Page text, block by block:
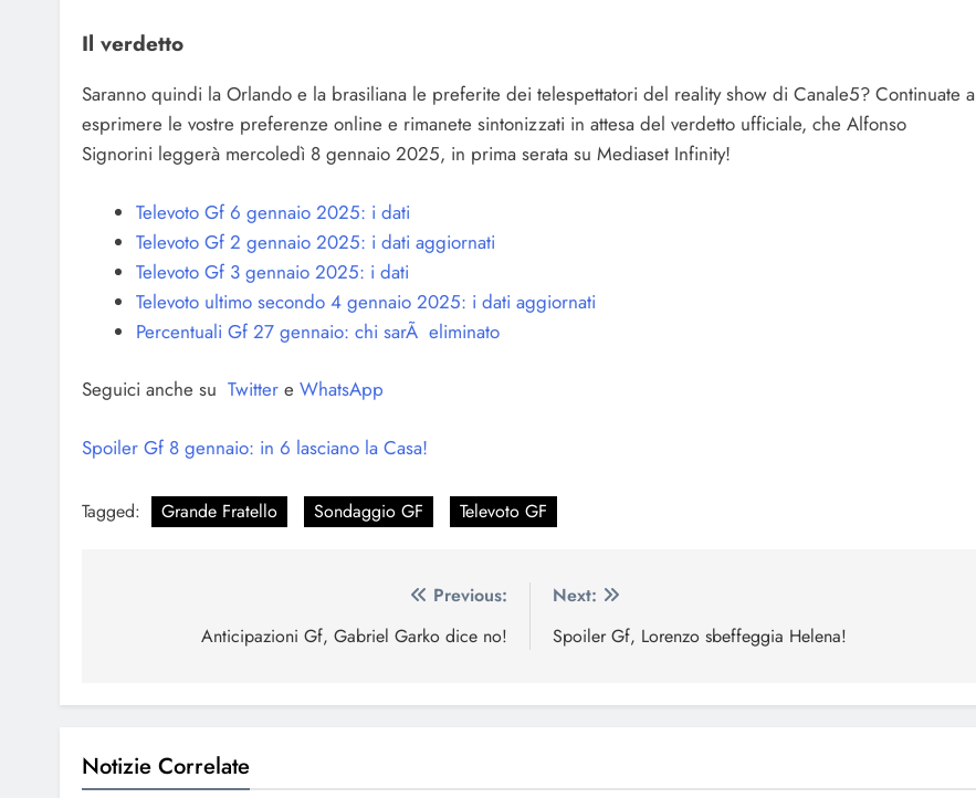
Il verdetto
Saranno quindi la Orlando e la brasiliana le preferite dei telespettatori del reality show di Canale5? Continuate a
esprimere le vostre preferenze online e rimanete sintonizzati in attesa del verdetto ufficiale, che Alfonso
Signorini leggerà mercoledì 8 gennaio 2025, in prima serata su Mediaset Infinity!
Televoto Gf 6 gennaio 2025: i dati
Televoto Gf 2 gennaio 2025: i dati aggiornati
Televoto Gf 3 gennaio 2025: i dati
Televoto ultimo secondo 4 gennaio 2025: i dati aggiornati
Percentuali Gf 27 gennaio: chi sarÃ eliminato
Seguici anche su Twitter e WhatsApp
Spoiler Gf 8 gennaio: in 6 lasciano la Casa!
Tagged: Grande Fratello Sondaggio GF Televoto GF
Previous:
Anticipazioni Gf, Gabriel Garko dice no!
Next:
Spoiler Gf, Lorenzo sbeffeggia Helena!
Notizie Correlate